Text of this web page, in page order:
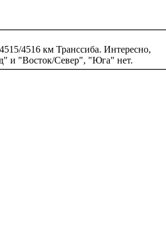
4516 км Транссиба. Интересно,
и "Восток/Север", "Юга" нет.